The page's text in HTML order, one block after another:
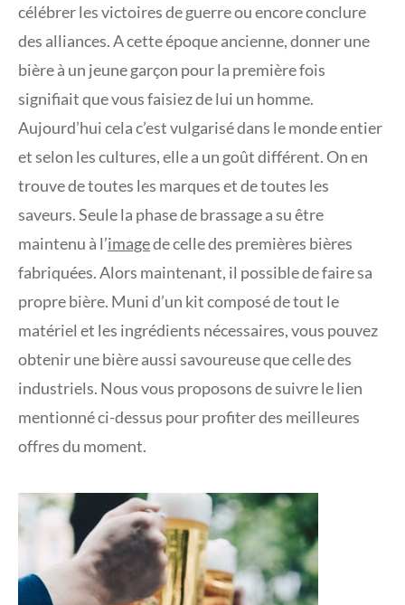
célébrer les victoires de guerre ou encore conclure
des alliances. A cette époque ancienne, donner une
bière à un jeune garçon pour la première fois
signifiait que vous faisiez de lui un homme.
Aujourd’hui cela c’est vulgarisé dans le monde entier
et selon les cultures, elle a un goût différent. On en
trouve de toutes les marques et de toutes les
saveurs. Seule la phase de brassage a su être
maintenu à l’imagede celle des premières bières
fabriquées. Alors maintenant, il possible de faire sa
propre bière. Muni d’un kit composé de tout le
matériel et les ingrédients nécessaires, vous pouvez
obtenir une bière aussi savoureuse que celle des
industriels. Nous vous proposons de suivre le lien
mentionné ci-dessus pour profiter des meilleures
offres du moment.